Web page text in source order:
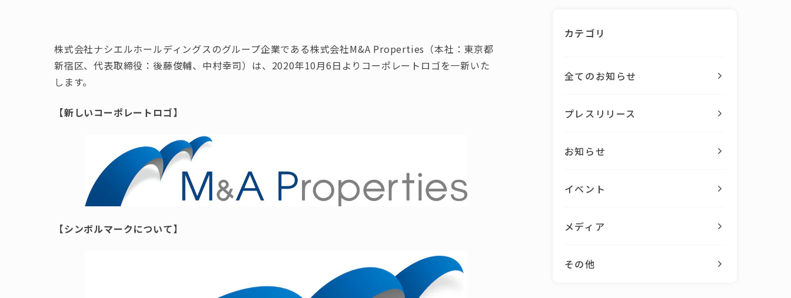
株式会社ナシエルホールディングスのグループ企業である株式会社M&A Properties（本社：東京都
新宿区、代表取締役：後藤俊輔、中村幸司）は、2020年10月6日よりコーポレートロゴを一新いた
します。
【新しいコーポレートロゴ】
【シンボルマークについて】
カテゴリ
全てのお知らせ
プレスリリース
お知らせ
イベント
メディア
その他